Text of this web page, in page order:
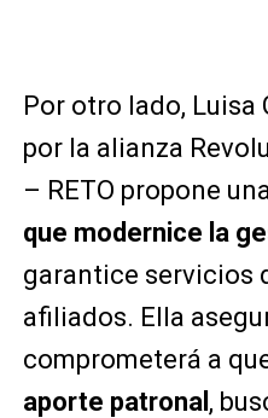
Por otro lado, Luisa
por la alianza
– RETO propone
que modernice la
garantice servicios
afiliados. Ella
comprometerá a
aporte patronal ,